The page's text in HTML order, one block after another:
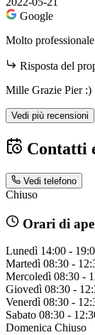
Google
Molto professionale
Risposta del
Mille Grazie Pier :)
Vedi più recensioni
Contatti
Vedi telefono
Chiuso
Orari di
Lunedì 14:00 -
Martedì 08:30 -
Mercoledì 08:30 -
Giovedì 08:30 -
Venerdì 08:30 -
Sabato 08:30 -
Domenica Chiuso